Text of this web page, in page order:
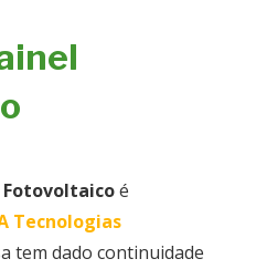
Fotovoltaicoé
Tecnologias
tem dado continuidade